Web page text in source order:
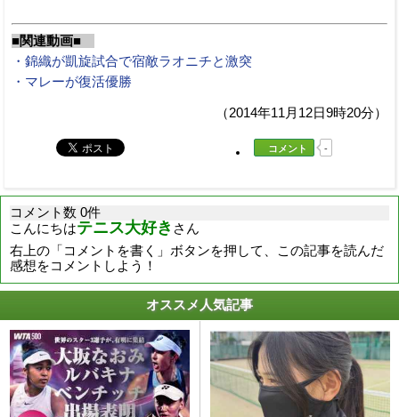
■関連動画■
・錦織が凱旋試合で宿敵ラオニチと激突
・マレーが復活優勝
（2014年11月12日9時20分）
コメント -
コメント数 0件
こんにちはテニス大好き さん
右上の「コメントを書く」ボタンを押して、この記事を読んだ
感想をコメントしよう！
オススメ人気記事